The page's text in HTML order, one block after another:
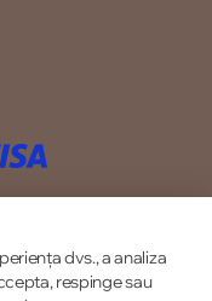
dvs., a analiza
respinge sau